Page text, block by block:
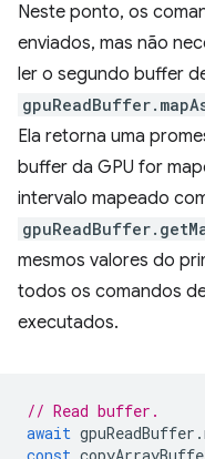
Neste ponto, os
enviados, mas não
ler o segundo buffer
Ela retorna uma
buffer da GPU for
intervalo mapeado
mesmos valores do
todos os comandos
executados.
// Read buffer.
await gpuReadBuffer .